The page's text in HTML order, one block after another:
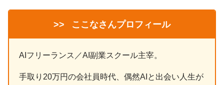
>> ここなさんプロフィール
AIフリーランス／AI副業スクール主宰。
手取り20万円の会社員時代、偶然AIと出会い人生が